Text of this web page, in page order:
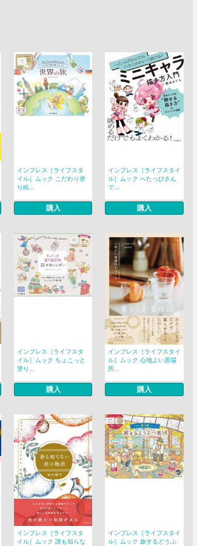
インプレス［ライフスタ
イル］ムック こだわり塗
り絵...
購入
インプレス［ライフスタイ
ル］ムック へたっぴさん
で...
購入
インプレス［ライフスタ
イル］ムック ちょこっと
塗り...
購入
インプレス［ライフスタイ
ル］ムック 心地よい居場
所...
購入
インプレス［ライフスタ
イル］ムック 誰も知らな
インプレス［ライフスタイ
ル］ムック 旅するどうぶ